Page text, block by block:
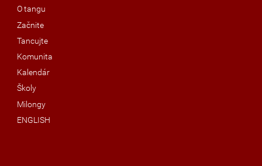
O tangu
Začnite
Tancujte
Komunita
Kalendár
Školy
Milongy
ENGLISH